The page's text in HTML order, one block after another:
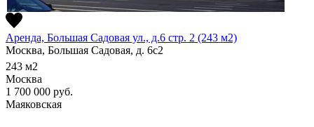
Аренда, Большая Садовая ул., д.6 стр. 2 (243 м2)
Москва, Большая Садовая, д. 6с2
243 м2
Москва
1 700 000 руб.
Маяковская